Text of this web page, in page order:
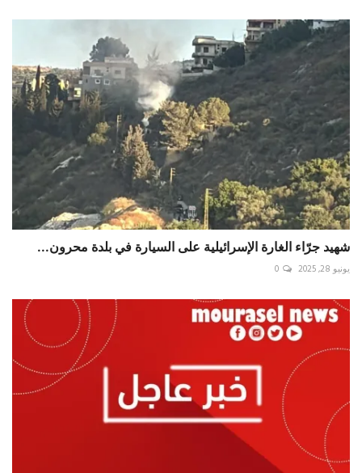
شهيد جرّاء الغارة الإسرائيلية على السيارة في بلدة محرون...
يونيو 28, 2025 0